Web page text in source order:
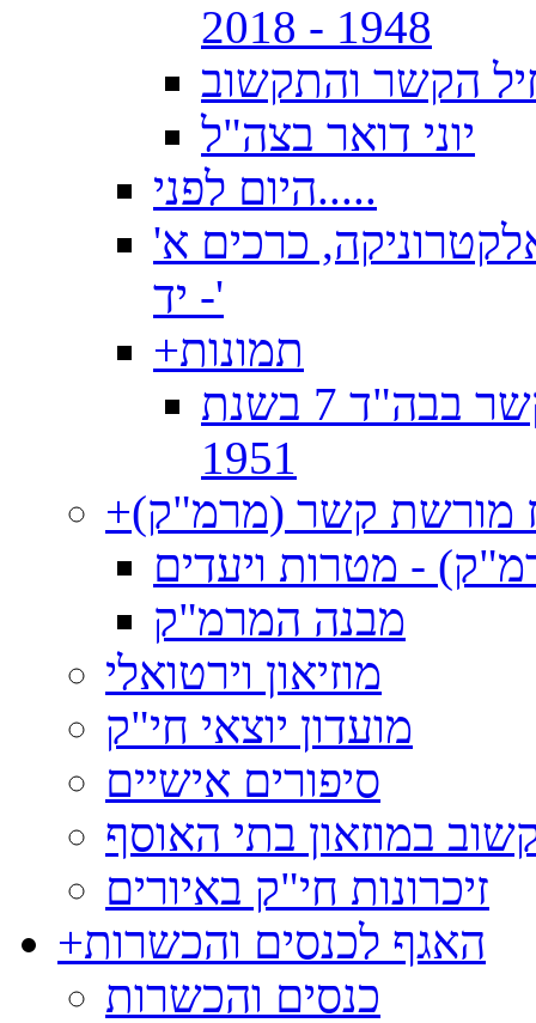
1948 - 2018
הקשר והתקשוב
יוני דואר בצה"ל
היום לפני.....
כרכים א'
- יד'
+תמונות
תמונות מקורס טכנאי קשר וקורס קשר בבה"ד 7 בשנת
1951
+מורשת קשר (מרמ"ק)
- מטרות ויעדים
מבנה המרמ"ק
מוזיאון וירטואלי
מועדון יוצאי חי"ק
סיפורים אישיים
במוזאון בתי האוסף
זיכרונות חי"ק באיורים
+האגף לכנסים והכשרות
כנסים והכשרות